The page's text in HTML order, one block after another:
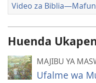
Video za
Huenda
MAJIBU YA
Ufalme wa